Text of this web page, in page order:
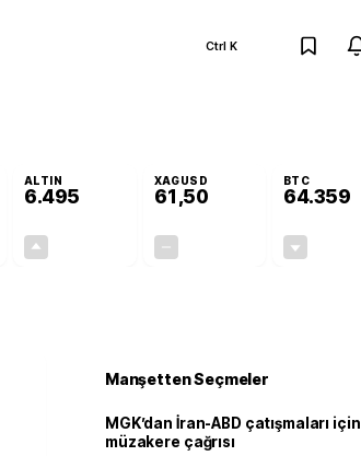
Ctrl K
ALTIN
6.495
XAGUSD
61,50
BTC
64.359
Manşetten Seçmeler
MGK’dan İran-ABD çatışmaları için
müzakere çağrısı